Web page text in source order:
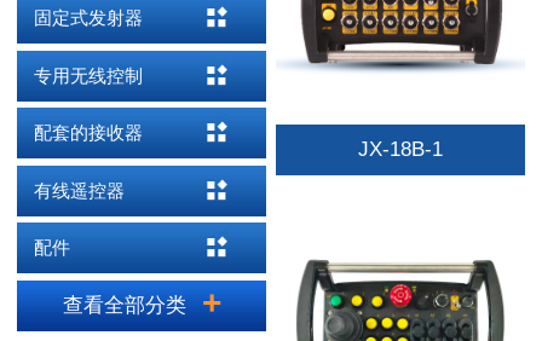
固定式发射器
专用无线控制
配套的接收器
有线遥控器
配件
查看全部分类
JX-18B-1